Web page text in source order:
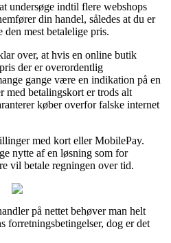
undersøge indtil flere webshops
din handel, således at du er
mest betalelige pris.
over, at hvis en online butik
der er overordentlig
gange være en indikation på en
betalingskort er trods alt
køber overfor falske internet
med kort eller MobilePay.
nytte af en løsning som for
vil betale regningen over tid.
på nettet behøver man helt
forretningsbetingelser, dog er det